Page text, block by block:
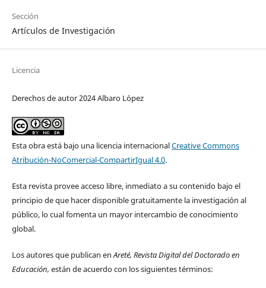
Sección
Artículos de Investigación
Licencia
Derechos de autor 2024 Albaro López
Esta obra está bajo una licencia internacionalCreative Commons
Atribución-NoComercial-CompartirIgual 4.0.
Esta revista provee acceso libre, inmediato a su contenido bajo el
principio de que hacer disponible gratuitamente la investigación al
público, lo cual fomenta un mayor intercambio de conocimiento
global.
Los autores que publican enAreté, Revista Digital del Doctorado en
Educación, están de acuerdo con los siguientes términos: